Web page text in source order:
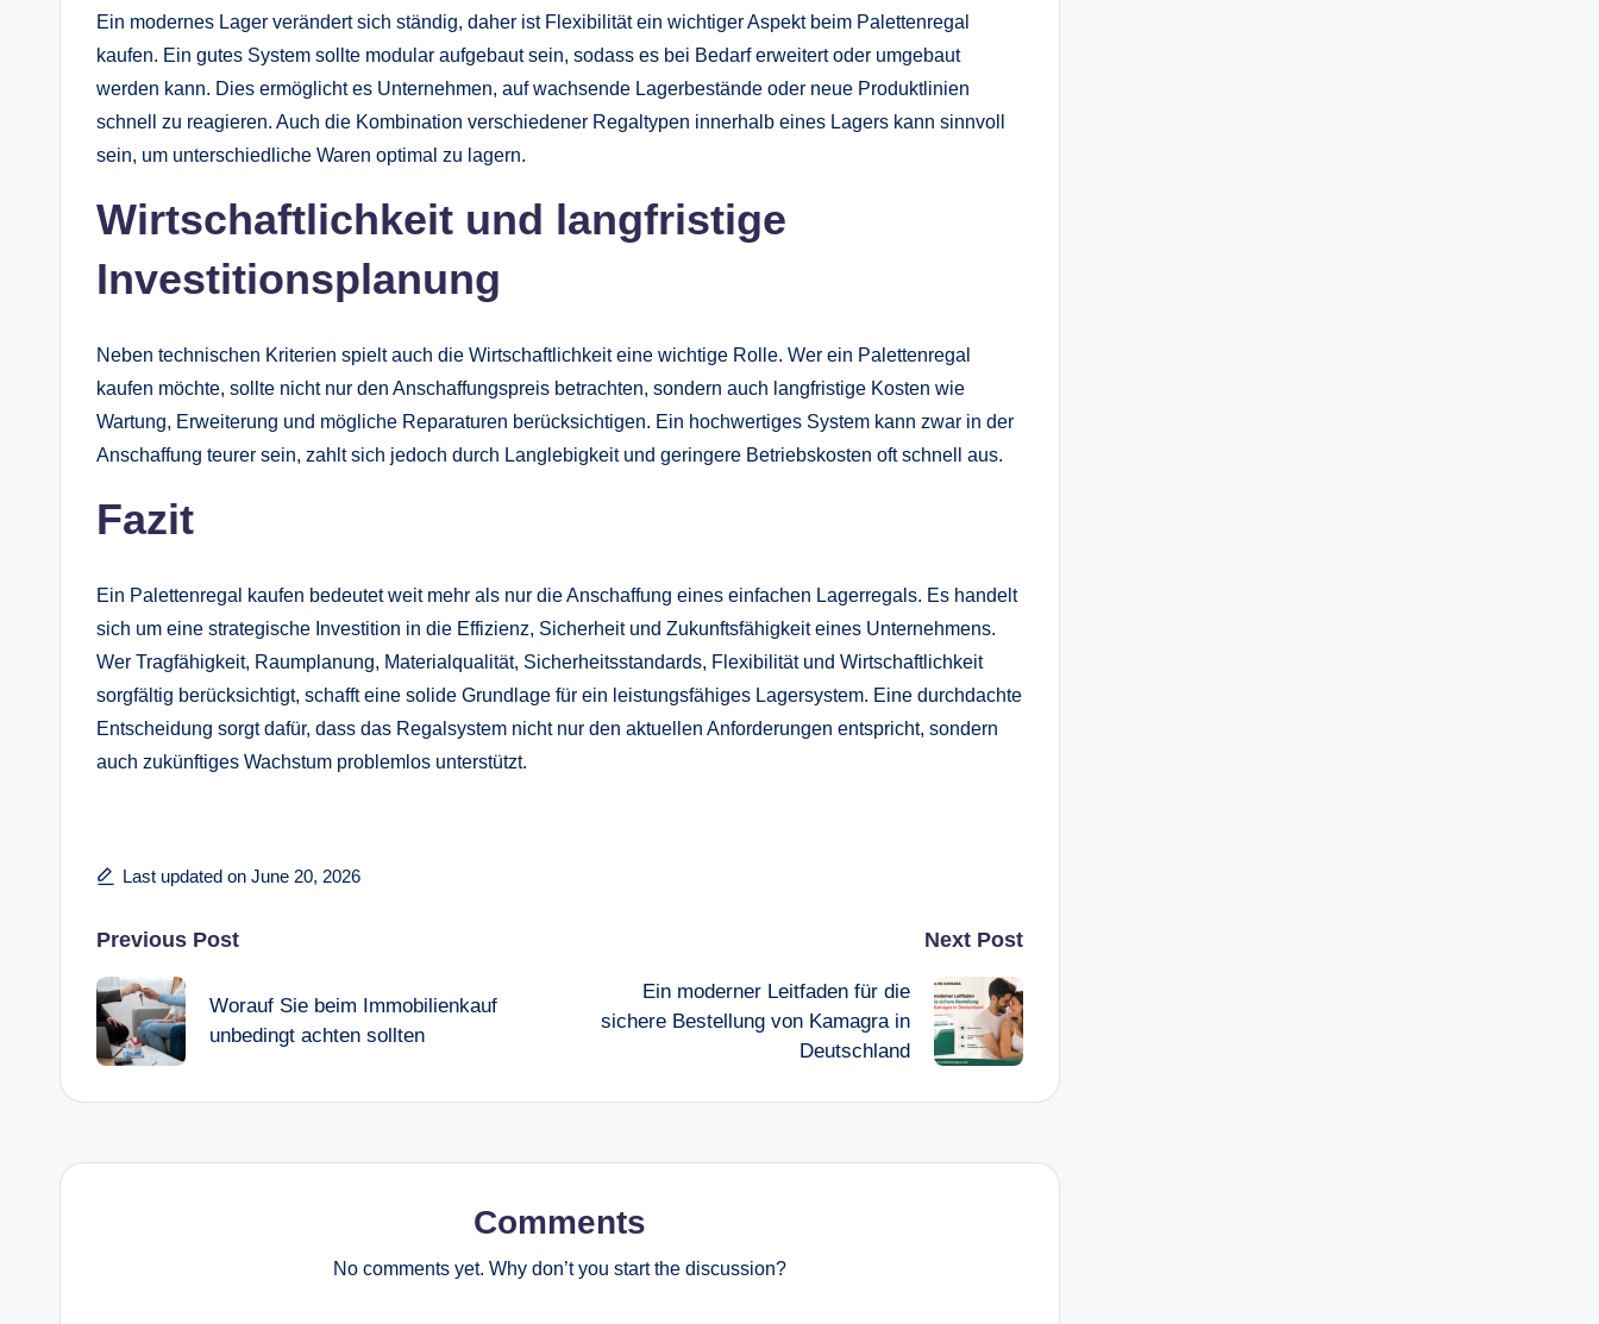
Ein modernes Lager verändert sich ständig, daher ist Flexibilität ein wichtiger Aspekt beim Palettenregal
kaufen. Ein gutes System sollte modular aufgebaut sein, sodass es bei Bedarf erweitert oder umgebaut
werden kann. Dies ermöglicht es Unternehmen, auf wachsende Lagerbestände oder neue Produktlinien
schnell zu reagieren. Auch die Kombination verschiedener Regaltypen innerhalb eines Lagers kann sinnvoll
sein, um unterschiedliche Waren optimal zu lagern.
Wirtschaftlichkeit und langfristige
Investitionsplanung
Neben technischen Kriterien spielt auch die Wirtschaftlichkeit eine wichtige Rolle. Wer ein Palettenregal
kaufen möchte, sollte nicht nur den Anschaffungspreis betrachten, sondern auch langfristige Kosten wie
Wartung, Erweiterung und mögliche Reparaturen berücksichtigen. Ein hochwertiges System kann zwar in der
Anschaffung teurer sein, zahlt sich jedoch durch Langlebigkeit und geringere Betriebskosten oft schnell aus.
Fazit
Ein Palettenregal kaufen bedeutet weit mehr als nur die Anschaffung eines einfachen Lagerregals. Es handelt
sich um eine strategische Investition in die Effizienz, Sicherheit und Zukunftsfähigkeit eines Unternehmens.
Wer Tragfähigkeit, Raumplanung, Materialqualität, Sicherheitsstandards, Flexibilität und Wirtschaftlichkeit
sorgfältig berücksichtigt, schafft eine solide Grundlage für ein leistungsfähiges Lagersystem. Eine durchdachte
Entscheidung sorgt dafür, dass das Regalsystem nicht nur den aktuellen Anforderungen entspricht, sondern
auch zukünftiges Wachstum problemlos unterstützt.
Last updated on June 20, 2026
Post
navigation
Previous Post
Worauf Sie beim Immobilienkauf
unbedingt achten sollten
Next Post
Ein moderner Leitfaden für die
sichere Bestellung von Kamagra in
Deutschland
Comments
No comments yet. Why don’t you start the discussion?